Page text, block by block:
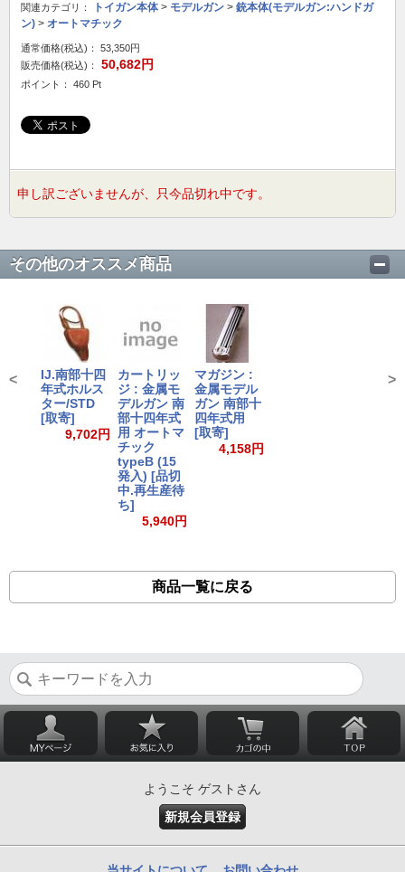
関連カテゴリ： トイガン本体> モデルガン > 銃本体(モデルガン:ハンドガ
ン) > オートマチック
通常価格(税込)：
53,350円
販売価格(税込)：
50,682円
ポイント： 460 Pt
申し訳ございませんが、只今品切れ中です。
その他のオススメ商品
IJ.南部十四
年式ホルス
ター/STD
[取寄]
9,702円
カートリッ
ジ : 金属モ
デルガン 南
部十四年式
用 オートマ
チック
typeB (15
発入) [品切
中.再生産待
ち]
5,940円
マガジン :
金属モデル
ガン 南部十
四年式用
[取寄]
4,158円
< >
商品一覧に戻る
ようこそ ゲストさん
新規会員登録